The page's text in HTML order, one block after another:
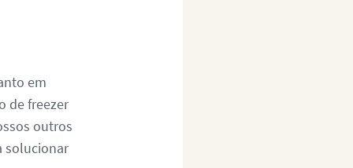
em
de freezer
outros
solucionar